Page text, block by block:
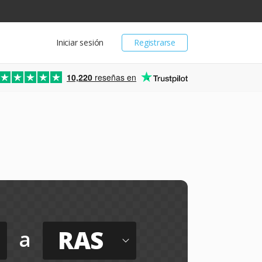
Registrarse
Iniciar sesión
10,220 reseñas en
a RAS